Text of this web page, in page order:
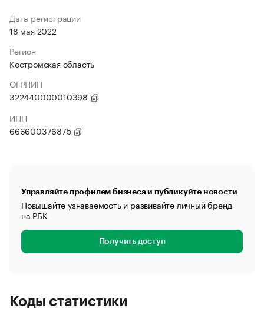
Дата регистрации
18 мая 2022
Регион
Костромская область
ОГРНИП
322440000010398
ИНН
666600376875
Управляйте профилем бизнеса и публикуйте новости
Повышайте узнаваемость и развивайте личный бренд
на РБК
Получить доступ
Коды статистики